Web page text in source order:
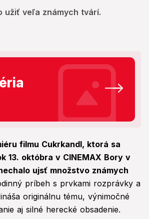
užiť veľa známych tvárí.
filmu Cukrkandl, ktorá sa
13. októbra v CINEMAX Bory v
ujsť množstvo známych
príbeh s prvkami rozprávky a
originálnu tému, výnimočné
aj silné herecké obsadenie.